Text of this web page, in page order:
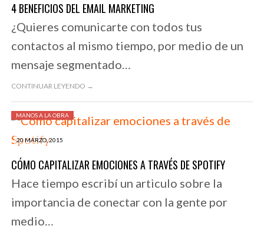
4 BENEFICIOS DEL EMAIL MARKETING
¿Quieres comunicarte con todos tus
contactos al mismo tiempo, por medio de un
mensaje segmentado…
CONTINUAR LEYENDO →
20 MARZO, 2015
MANOS A LA OBRA
CÓMO CAPITALIZAR EMOCIONES A TRAVÉS DE SPOTIFY
Hace tiempo escribí un articulo sobre la
importancia de conectar con la gente por
medio…